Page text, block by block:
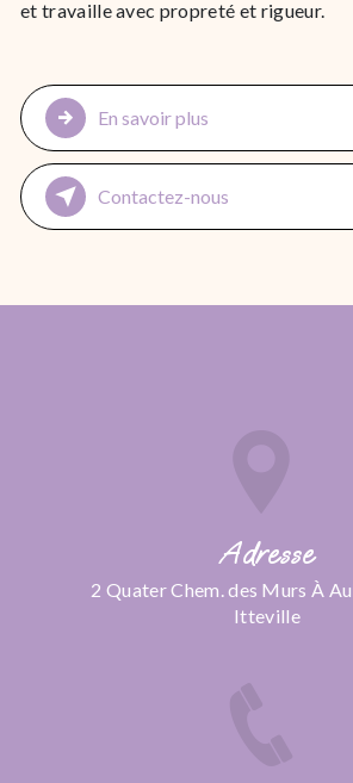
et travaille avec propreté et rigueur.
En savoir plus
Contactez-nous
Adresse
2 Quater Chem. des Murs À Aubin, 91760
Itteville